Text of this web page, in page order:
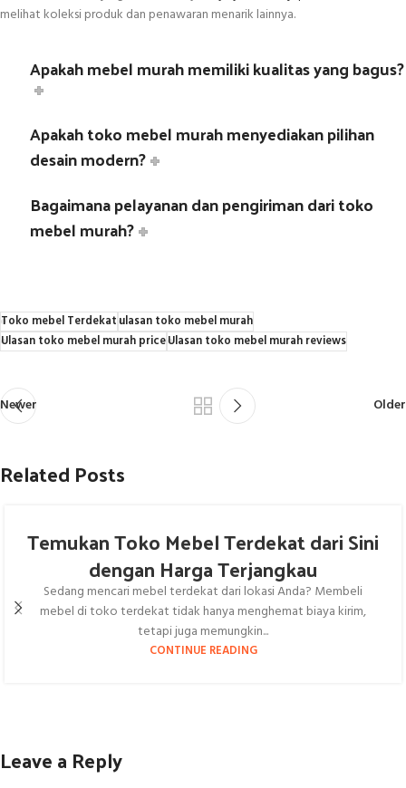
melihat koleksi produk dan penawaran menarik lainnya.
Apakah mebel murah memiliki kualitas yang bagus?
Apakah toko mebel murah menyediakan pilihan
desain modern?
Bagaimana pelayanan dan pengiriman dari toko
mebel murah?
Toko mebel Terdekatulasan toko mebel murah
Ulasan toko mebel murah priceUlasan toko mebel murah reviews
Newer Older
Related Posts
Temukan Toko Mebel Terdekat dari Sini
dengan Harga Terjangkau
Sedang mencari mebel terdekat dari lokasi Anda? Membeli
mebel di toko terdekat tidak hanya menghemat biaya kirim,
tetapi juga memungkin...
CONTINUE READING
Leave a Reply